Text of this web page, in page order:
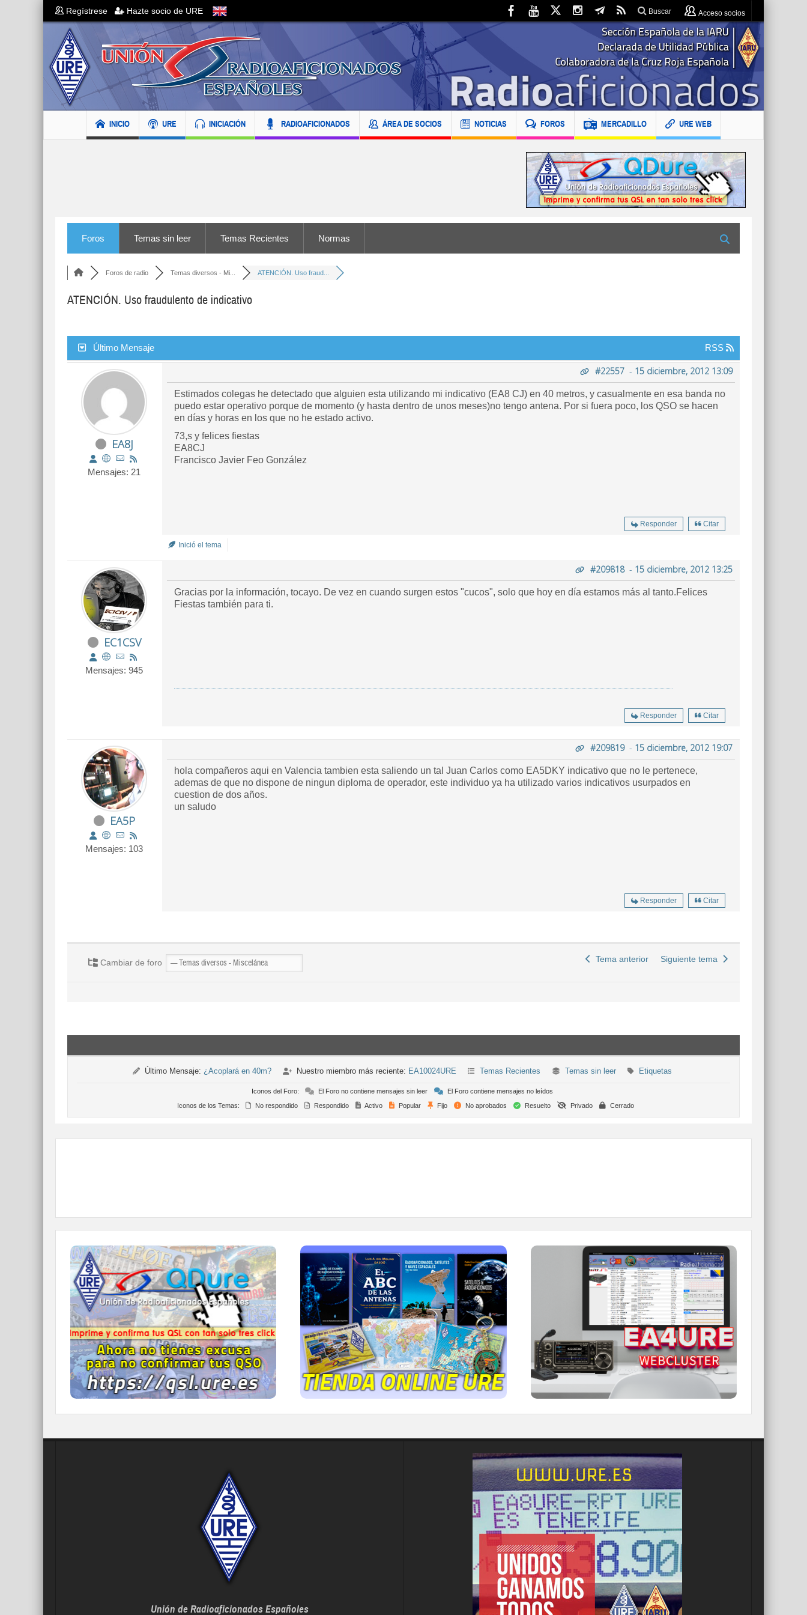
Regístrese Hazte socio de URE Buscar Acceso socios
INICIO URE INICIACIÓN RADIOAFICIONADOS ÁREA DE SOCIOS NOTICIAS FOROS MERCADILLO URE WEB
Foros Temas sin leer Temas Recientes Normas
Foros de radio Temas diversos - Mi... ATENCIÓN. Uso fraud...
ATENCIÓN. Uso fraudulento de indicativo
Último Mensaje RSS
EA8J
Mensajes: 21
#22557 - 15 diciembre, 2012 13:09
Estimados colegas he detectado que alguien esta utilizando mi indicativo (EA8 CJ) en 40 metros, y casualmente en esa banda no
puedo estar operativo porque de momento (y hasta dentro de unos meses)no tengo antena. Por si fuera poco, los QSO se hacen
en días y horas en los que no he estado activo.
73,s y felices fiestas
EA8CJ
Francisco Javier Feo González
Responder Citar
Inició el tema
EC1CSV
Mensajes: 945
#209818- 15 diciembre, 2012 13:25
Gracias por la información, tocayo. De vez en cuando surgen estos "cucos", solo que hoy en día estamos más al tanto.Felices
Fiestas también para ti.
Responder Citar
EA5P
Mensajes: 103
#209819- 15 diciembre, 2012 19:07
hola compañeros aqui en Valencia tambien esta saliendo un tal Juan Carlos como EA5DKY indicativo que no le pertenece,
ademas de que no dispone de ningun diploma de operador, este individuo ya ha utilizado varios indicativos usurpados en
cuestion de dos años.
un saludo
Responder Citar
Cambiar de foro Tema anterior Siguiente tema
Último Mensaje: ¿Acoplará en 40m? Nuestro miembro más reciente: EA10024URE Temas Recientes Temas sin leer Etiquetas
Iconos del Foro: El Foro no contiene mensajes sin leer
El Foro contiene mensajes no leídos
Iconos de los Temas:
No respondido Respondido Activo Popular Fijo No aprobados Resuelto Privado Cerrado
QDURE - https://qsl.ure.es
Imprime y confirma tus QSL en tan solo tres
click.
Nunca fue tan fácil y cómodo
el confirmar tus contactos.
IR A QDURE
TIENDA ONLINE URE
Publicaciones, mapas, polos, camisetas,
gorras, tazas, forros polares y mucho más...
IR A LA TIENDA DE URE
WEBCLUSTER EA4URE
Conoce el nuevo WebCluster de URE,
ahora con nuevos filtros e información y
compatible con GDURE
IR A WEBCLUSTER
Unión de Radioaficionados Españoles